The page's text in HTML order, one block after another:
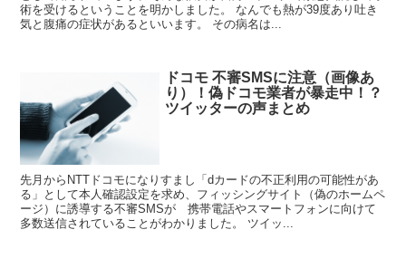
術を受けるということを明かしました。 なんでも熱が39度あり吐き
気と腹痛の症状があるといいます。 その病名は...
ドコモ 不審SMSに注意（画像あ
り）！偽ドコモ業者が暴走中！？
ツイッターの声まとめ
先月からNTTドコモになりすまし「dカードの不正利用の可能性があ
る」として本人確認設定を求め、フィッシングサイト（偽のホームペ
ージ）に誘導する不審SMSが 携帯電話やスマートフォンに向けて
多数送信されていることがわかりました。 ツイッ...